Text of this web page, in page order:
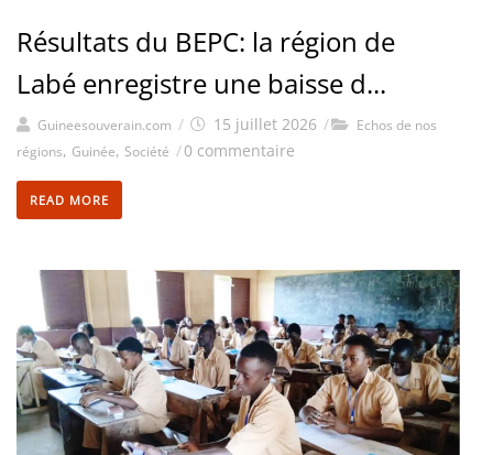
Résultats du BEPC: la région de
Labé enregistre une baisse d...
Guineesouverain.com / 15 juillet 2026 /
Echos de nos
régions, Guinée, Société /0 commentaire
READ MORE